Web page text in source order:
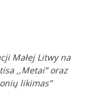
Małej Litwy na
,,Metai” oraz
likimas”